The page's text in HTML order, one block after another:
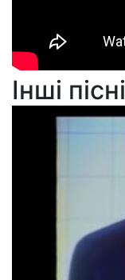
Інші пісні